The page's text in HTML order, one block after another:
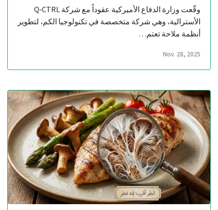
وقّعت وزارة الدفاع الأميركية عقوداً مع شركة Q‑CTRL
الأسترالية، وهي شركة متخصصة في تكنولوجيا الكم، لتطوير
أنظمة ملاحة تعتم…
Nov. 28, 2025